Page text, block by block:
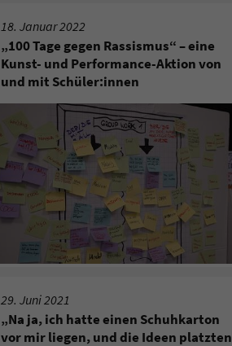
18. Januar 2022
„100 Tage gegen Rassismus“ – eine
Kunst- und Performance-Aktion von
und mit Schüler:innen
29. Juni 2021
„Na ja, ich hatte einen Schuhkarton
vor mir liegen, und die Ideen platzten